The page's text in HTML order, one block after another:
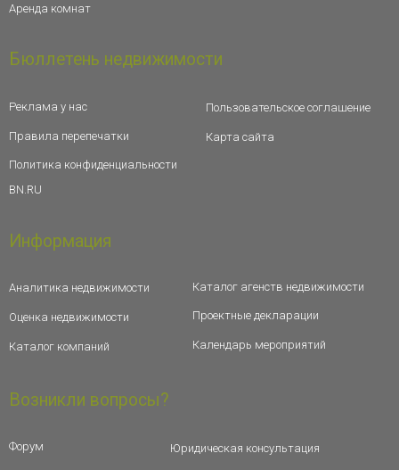
Аренда комнат
Бюллетень недвижимости
Реклама у нас
Правила перепечатки
Политика конфиденциальности
BN.RU
Пользовательское соглашение
Карта сайта
Информация
Аналитика недвижимости
Оценка недвижимости
Каталог компаний
Каталог агенств недвижимости
Проектные декларации
Календарь мероприятий
Возникли вопросы?
Форум Юридическая консультация